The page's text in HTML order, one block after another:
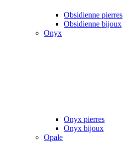
Obsidienne pierres
Obsidienne bijoux
Onyx
Onyx pierres
Onyx bijoux
Opale